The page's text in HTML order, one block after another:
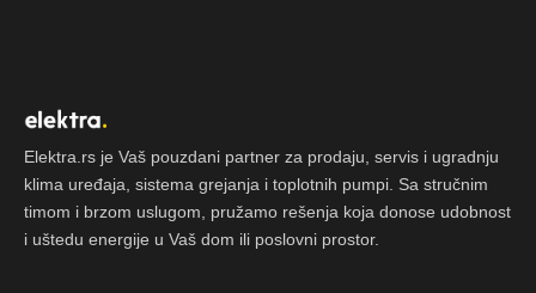
Elektra.rs je Vaš pouzdani partner za prodaju, servis i ugradnju
klima uređaja, sistema grejanja i toplotnih pumpi. Sa stručnim
timom i brzom uslugom, pružamo rešenja koja donose udobnost
i uštedu energije u Vaš dom ili poslovni prostor.